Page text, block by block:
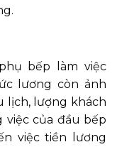
bếp làm việc
lương còn ảnh
lịch, lượng khách
của đầu bếp
việc tiền lương